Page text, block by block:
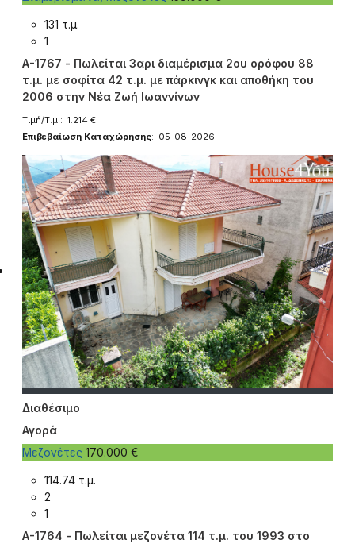
131 τ.μ.
1
A-1767 - Πωλείται 3αρι διαμέρισμα 2ου ορόφου 88
τ.μ. με σοφίτα 42 τ.μ. με πάρκινγκ και αποθήκη του
2006 στην Νέα Ζωή Ιωαννίνων
Τιμή/Τ.μ.: 1.214 €
Επιβεβαίωση Καταχώρησης: 05-08-2026
Διαθέσιμο
Αγορά
Μεζονέτες 170.000 €
114.74 τ.μ.
2
1
A-1764 - Πωλείται μεζονέτα 114 τ.μ. του 1993 στο